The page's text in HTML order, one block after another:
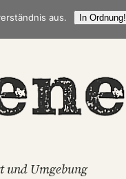
Umgebung
aus. In Ordnung!